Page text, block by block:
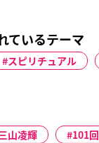
ているテーマ
スピリチュアル
山凌輝 101